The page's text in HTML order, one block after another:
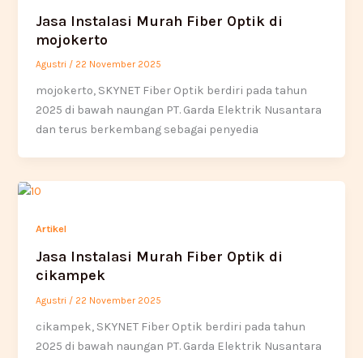
Jasa Instalasi Murah Fiber Optik di
mojokerto
Agustri / 22 November 2025
mojokerto, SKYNET Fiber Optik berdiri pada tahun
2025 di bawah naungan PT. Garda Elektrik Nusantara
dan terus berkembang sebagai penyedia
Artikel
Jasa Instalasi Murah Fiber Optik di
cikampek
Agustri / 22 November 2025
cikampek, SKYNET Fiber Optik berdiri pada tahun
2025 di bawah naungan PT. Garda Elektrik Nusantara